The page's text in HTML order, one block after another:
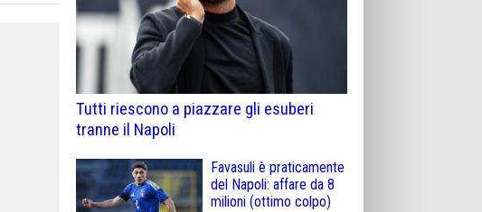
Tutti riescono a piazzare gli esuberi
tranne il Napoli
Favasuli è praticamente
del Napoli: affare da 8
milioni (ottimo colpo)